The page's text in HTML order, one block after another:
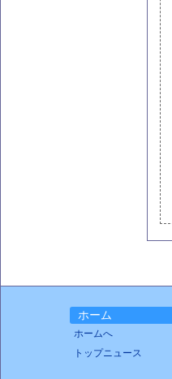
ホーム
ホームへ
トップニュース